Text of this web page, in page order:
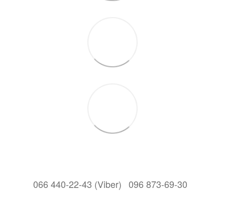
066 440-22-43 (Viber) 096 873-69-30